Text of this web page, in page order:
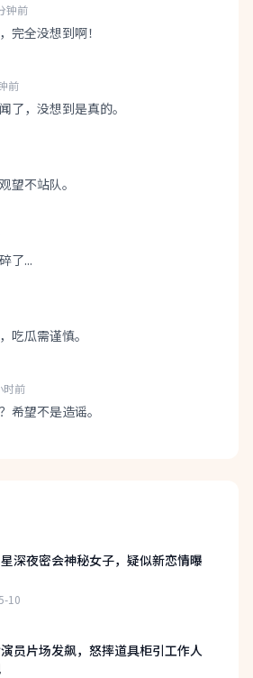
钟前
完全没想到啊！
前
了，没想到是真的。
望不站队。
了...
吃瓜需谨慎。
时前
希望不是造谣。
深夜密会神秘女子，疑似新恋情曝
10
员片场发飙，怒摔道具柜引工作人